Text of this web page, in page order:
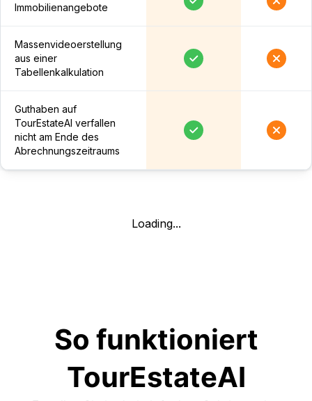
Immobilienangebote
Massenvideoerstellung
aus einer
Tabellenkalkulation
Guthaben auf
TourEstateAI verfallen
nicht am Ende des
Abrechnungszeitraums
Loading...
So funktioniert
TourEstateAI